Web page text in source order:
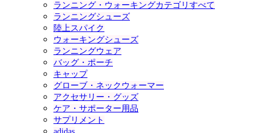
ランニング・ウォーキングカテゴリすべて
ランニングシューズ
陸上スパイク
ウォーキングシューズ
ランニングウェア
バッグ・ポーチ
キャップ
グローブ・ネックウォーマー
アクセサリー・グッズ
ケア・サポーター用品
サプリメント